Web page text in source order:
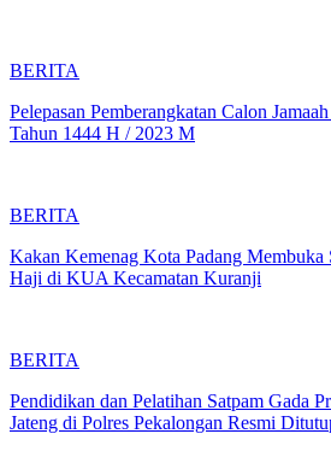
BERITA
Pelepasan Pemberangkatan Calon
Tahun 1444 H / 2023 M
BERITA
Kakan Kemenag Kota Padang Membuka
Haji di KUA Kecamatan Kuranji
BERITA
Pendidikan dan Pelatihan Satpam Gada
Jateng di Polres Pekalongan Resmi